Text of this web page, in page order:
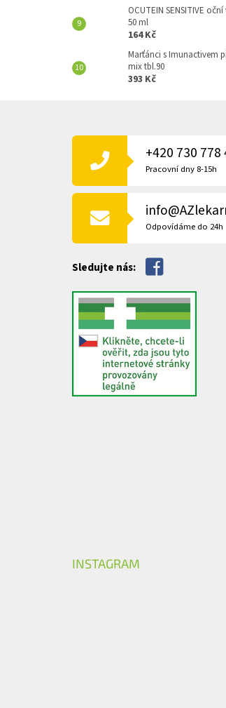
OCUTEIN SENSITIVE
50 ml
164 Kč
Marťánci s Imunactivem
mix tbl.90
393 Kč
+420 730 778
Pracovní dny 8-15h
Odpovídáme do 24h
Sledujte nás:
INSTAGRAM